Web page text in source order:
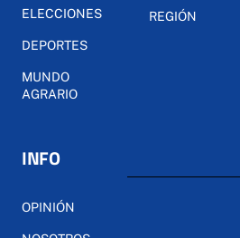
ELECCIONES
DEPORTES
MUNDO
AGRARIO
REGIÓN
INFO
OPINIÓN